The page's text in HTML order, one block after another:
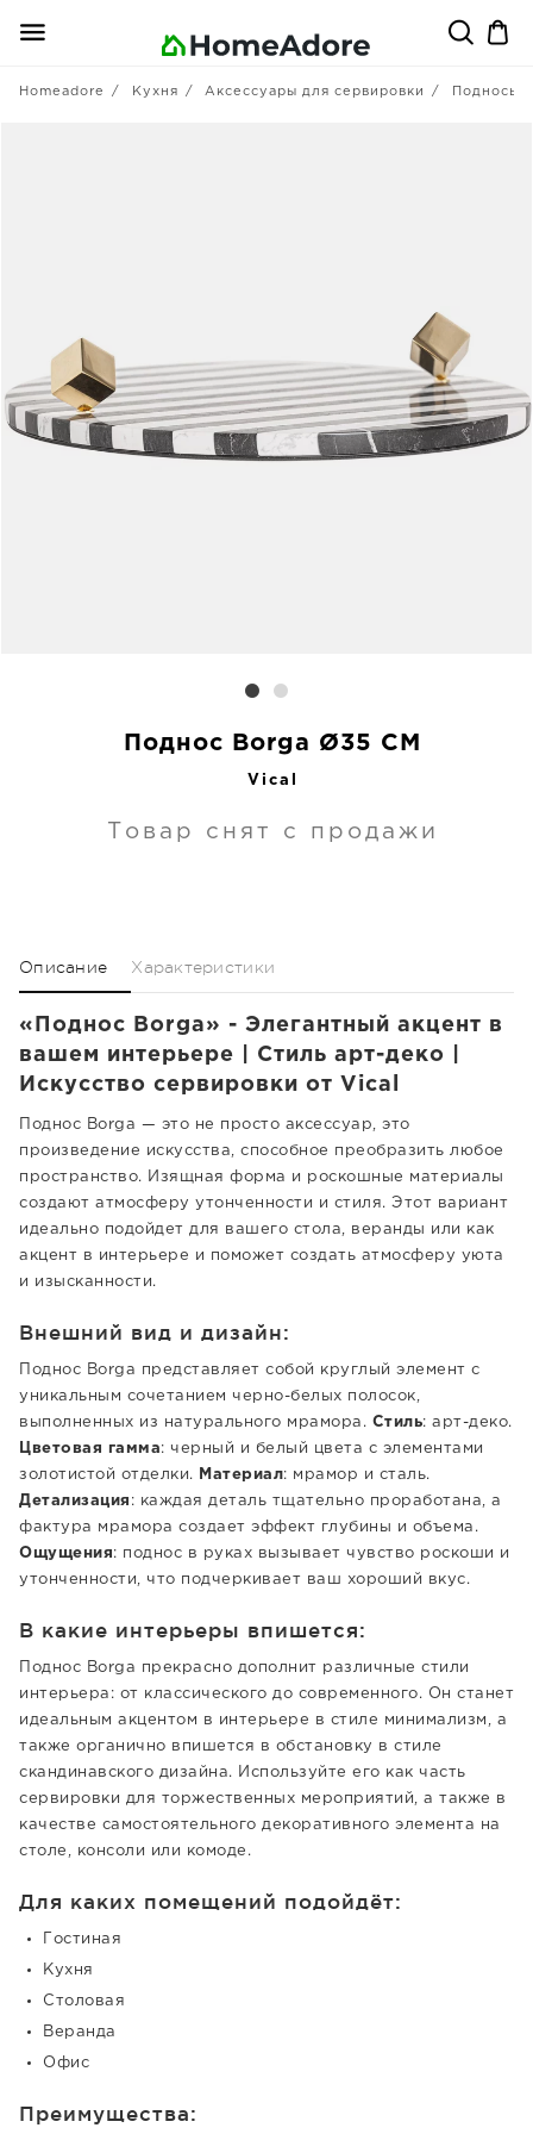
Homeadore Кухня Аксессуары для сервировки Подносы
Поднос Borga Ø35 CM
Vical
Товар снят с продажи
Описание Характеристики
«Поднос Borga» - Элегантный акцент в
вашем интерьере | Стиль арт-деко |
Искусство сервировки от Vical
Поднос Borga — это не просто аксессуар, это
произведение искусства, способное преобразить любое
пространство. Изящная форма и роскошные материалы
создают атмосферу утонченности и стиля. Этот вариант
идеально подойдет для вашего стола, веранды или как
акцент в интерьере и поможет создать атмосферу уюта
и изысканности.
Внешний вид и дизайн:
Поднос Borga представляет собой круглый элемент с
уникальным сочетанием черно-белых полосок,
выполненных из натурального мрамора. Стиль: арт-деко.
Цветовая гамма: черный и белый цвета с элементами
золотистой отделки.
Материал: мрамор и сталь.
Детализация : каждая деталь тщательно проработана, а
фактура мрамора создает эффект глубины и объема.
Ощущения: поднос в руках вызывает чувство роскоши и
утонченности, что подчеркивает ваш хороший вкус.
В какие интерьеры впишется:
Поднос Borga прекрасно дополнит различные стили
интерьера: от классического до современного. Он станет
идеальным акцентом в интерьере в стиле минимализм, а
также органично впишется в обстановку в стиле
скандинавского дизайна. Используйте его как часть
сервировки для торжественных мероприятий, а также в
качестве самостоятельного декоративного элемента на
столе, консоли или комоде.
Для каких помещений подойдёт:
Гостиная
Кухня
Столовая
Веранда
Офис
Преимущества: